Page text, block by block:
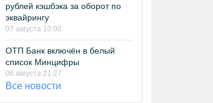
рублей кэшбэка за оборот по
эквайрингу
07 августа 10:00
ОТП Банк включён в белый
список Минцифры
06 августа 21:27
Все новости